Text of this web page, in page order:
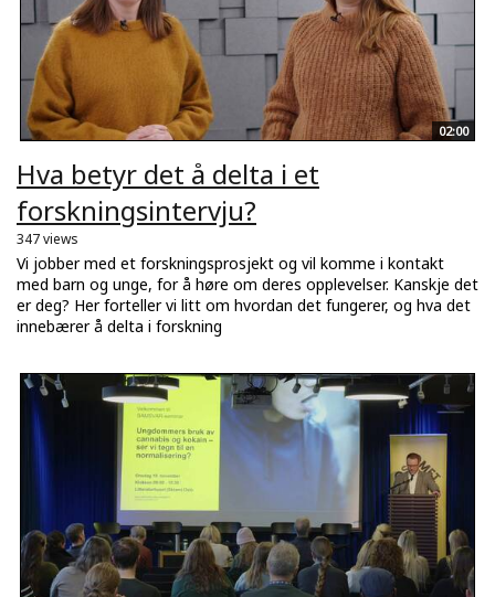
02:00
Hva betyr det å delta i et
forskningsintervju?
347 views
Vi jobber med et forskningsprosjekt og vil komme i kontakt
med barn og unge, for å høre om deres opplevelser. Kanskje det
er deg? Her forteller vi litt om hvordan det fungerer, og hva det
innebærer å delta i forskning